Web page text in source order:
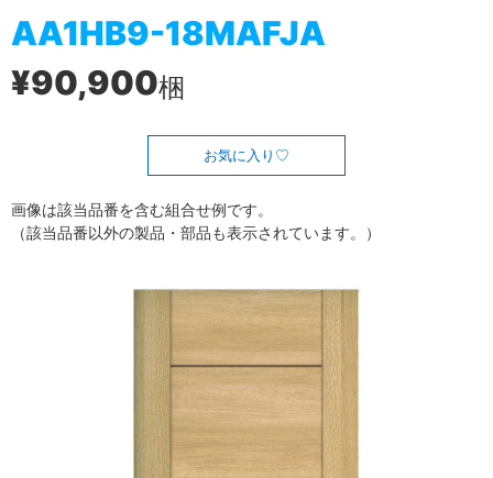
AA1HB9-18MAFJA
¥90,900梱
お気に入り
画像は該当品番を含む組合せ例です。
（該当品番以外の製品・部品も表示されています。）